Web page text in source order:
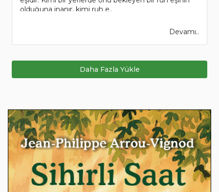
olduğuna inanır, kimi ruh e..
Devamı..
Daha Fazla Yükle